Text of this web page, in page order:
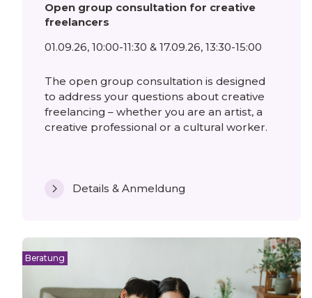
Open group consultation for creative
freelancers
01.09.26, 10:00-11:30 & 17.09.26, 13:30-15:00
The open group consultation is designed
to address your questions about creative
freelancing – whether you are an artist, a
creative professional or a cultural worker.
Details & Anmeldung
Beratung